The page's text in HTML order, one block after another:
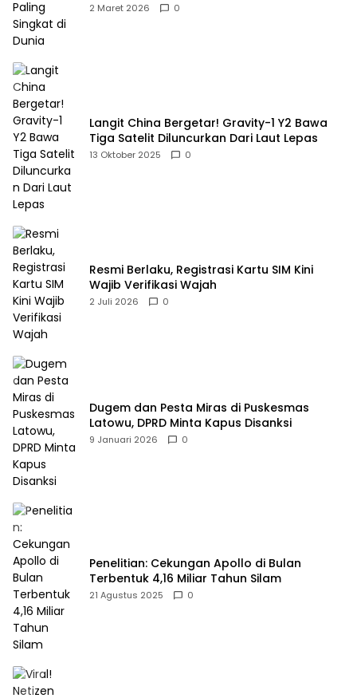
2 Maret 2026 0
Langit China Bergetar! Gravity-1 Y2 Bawa
Tiga Satelit Diluncurkan Dari Laut Lepas
13 Oktober 2025 0
Resmi Berlaku, Registrasi Kartu SIM Kini
Wajib Verifikasi Wajah
2 Juli 2026 0
Dugem dan Pesta Miras di Puskesmas
Latowu, DPRD Minta Kapus Disanksi
9 Januari 2026 0
Penelitian: Cekungan Apollo di Bulan
Terbentuk 4,16 Miliar Tahun Silam
21 Agustus 2025 0